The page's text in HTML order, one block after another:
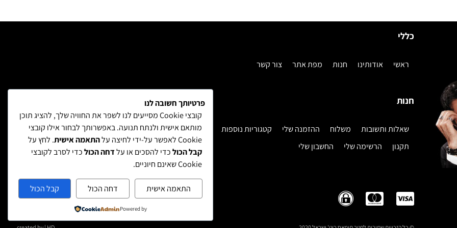
כללי
ראשי אודותינו חנות מפת אתר צור קשר
חנות
שאלות ותשובות משלוח ההזמנה שלי קטגוריות נוספות משלוחים והחזרות הצהרת נגישות
מדיניות פרטיות
תקנון
הרשימה שלי החשבון שלי
פרטיותך חשובה לנו
קובצי Cookie מסייעים לנו לשפר את החוויה שלך, להציג תוכן
מותאם אישית ולנתח תנועה. באפשרותך לבחור אילו קובצי
Cookie לאפשר על-ידי לחיצה על
התאמה אישית. לחץ על
קבל הכולכדי להסכים או עלדחה הכולכדי לסרב לקובצי
Cookie שאינם חיוניים.
התאמה אישית דחה הכול קבל הכול
Powered by